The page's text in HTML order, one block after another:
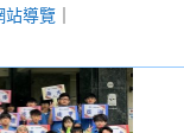
站導覽｜